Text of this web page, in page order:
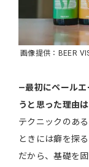
画像提供：BEER
―最初にペールエ
うと思った理由は
テクニックのあ
ときには癖を探
だから、基礎を